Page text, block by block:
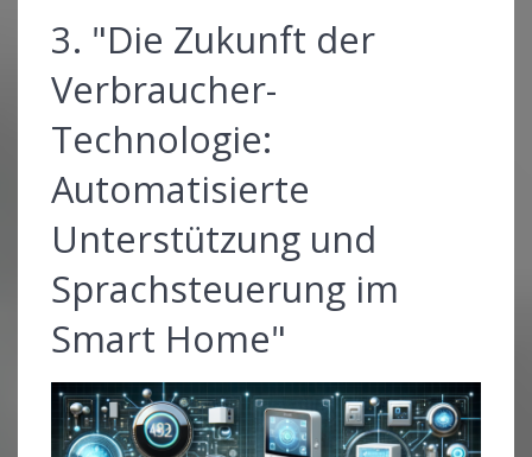
3. "Die Zukunft der
Verbraucher-
Technologie:
Automatisierte
Unterstützung und
Sprachsteuerung im
Smart Home"